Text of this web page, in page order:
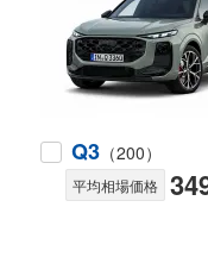
Q3 （200）
平均相場価格